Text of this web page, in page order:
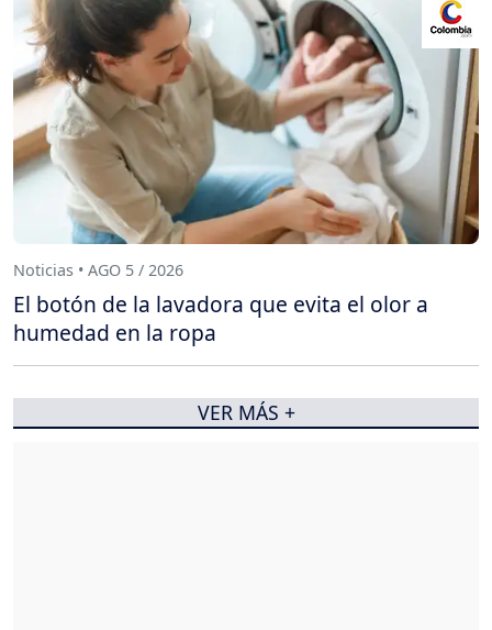
Noticias • AGO 5 / 2026
El botón de la lavadora que evita el olor a
humedad en la ropa
VER MÁS +